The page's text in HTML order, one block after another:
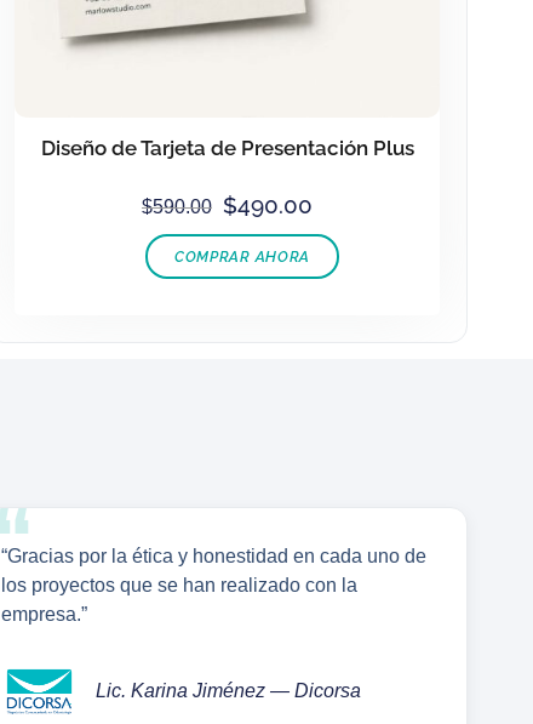
Diseño de Tarjeta de Presentación Plus
$590.00 $490.00
COMPRAR AHORA
“Gracias por la ética y honestidad en cada uno de
los proyectos que se han realizado con la
empresa.”
Lic. Karina Jiménez — Dicorsa